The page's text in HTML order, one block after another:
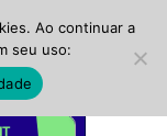
Ao continuar a
seu uso: